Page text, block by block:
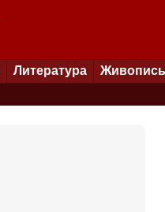
Литература Живопись